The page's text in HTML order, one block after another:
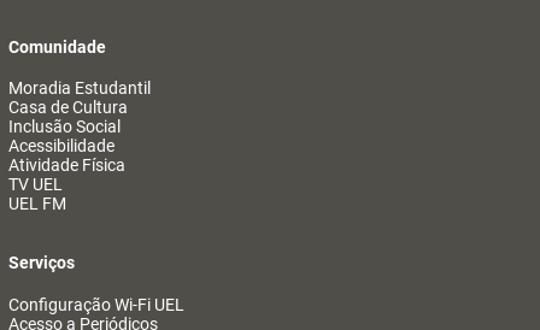
Comunidade
Moradia Estudantil
Casa de Cultura
Inclusão Social
Acessibilidade
Atividade Física
TV UEL
UEL FM
Serviços
Configuração Wi-Fi UEL
Acesso a Periódicos